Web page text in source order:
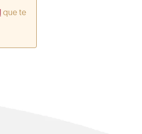
que te